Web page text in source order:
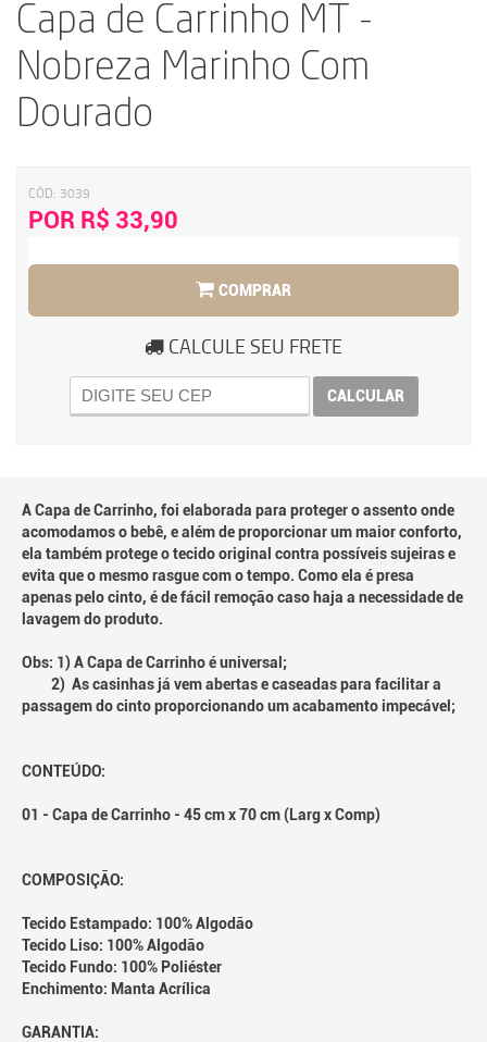
Capa de Carrinho MT -
Nobreza Marinho Com
Dourado
CÓD: 3039
POR R$ 33,90
COMPRAR
CALCULE SEU FRETE
CALCULAR
A Capa de Carrinho, foi elaborada para proteger o assento onde
acomodamos o bebê, e além de proporcionar um maior conforto,
ela também protege o tecido original contra possíveis sujeiras e
evita que o mesmo rasgue com o tempo. Como ela é presa
apenas pelo cinto, é de fácil remoção caso haja a necessidade de
lavagem do produto.
Obs: 1) A Capa de Carrinho é universal;
2) As casinhas já vem abertas e caseadas para facilitar a
passagem do cinto proporcionando um acabamento impecável;
CONTEÚDO:
01 - Capa de Carrinho - 45 cm x 70 cm (Larg x Comp)
COMPOSIÇÃO:
Tecido Estampado: 100% Algodão
Tecido Liso: 100% Algodão
Tecido Fundo: 100% Poliéster
Enchimento: Manta Acrílica
GARANTIA: